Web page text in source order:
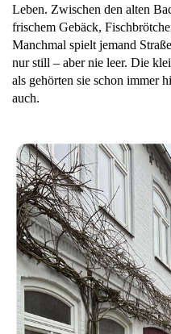
Leben. Zwischen den alten
frischem Gebäck,
Manchmal spielt jemand
nur still – aber nie leer. Die
als gehörten sie schon immer
auch.